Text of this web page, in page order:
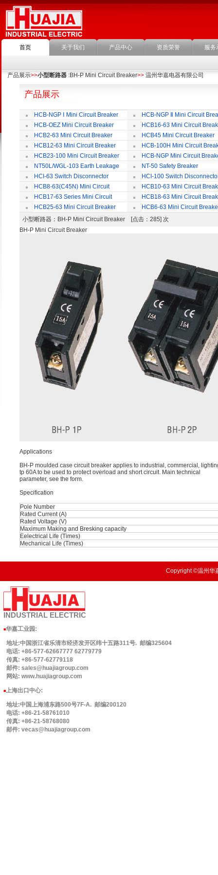
首页 关于我们 产品中心 资质荣誉 服务
产品展示>>小型断路器 :BH-P Mini Circuit Breaker>> 温州华嘉电器有限公司
产品展示
HCB-NGP Ⅰ Mini Circuit Breaker
HCB-NGP Ⅱ Mini Circuit
HCB-OEZ Mini Circuit Breaker
HCB16-63 Mini Circuit
HCB2-63 Mini Circuit Breaker
HCB45 Mini Circuit Breaker
HCB12-63 Mini Circuit Breaker
HCB-100H Mini Circuit
HCB23-100 Mini Circuit Breaker
HCB-NGP Mini Circuit
NT50L/WGL-103 Earth Leakage
Circuit Breaker
NT-50 Safety Breaker
HCI-63 Switch Disconnector
HCI-100 Switch
HCB8-63(C45N) Mini Circuit
Breaker
HCB10-63 Mini Circuit
HCB17-63 Series Mini Circuit
Breaker
HCB18-63 Mini Circuit
HCB25-63 Mini Circuit Breaker
HCB6-63 Mini Circuit
小型断路器 ：BH-P Mini Circuit Breaker [点击：285] 次
BH-P Mini Circuit Breaker
Applications
BH-P moulded case circuit breaker applies to industrial, commercial,
tp 60A to be used to protect overload and short circuit. Main technical
parameter, see the form.
Speciﬁcation
Pole Number
Rated Current (A)
Rated Voltage (V)
Maximum Making and Bresking capacity
Eelectrical Life (Times)
Mechanical Life (Times)
Copyright ©温州华
INDUSTRIAL ELECTRIC
■华嘉工业园 :
地址:中国浙江省乐清市经济发开区纬十五路311号. 邮编325604
电话: +86-577-62667777 62779779
传真: +86-577-62779118
邮件: sales@huajiagroup.com
网站: www.huajiagroup.com
■上海出口中心:
地址:中国上海浦东路500号7F-A. 邮编200120
电话: +86-21-58761010
传真: +86-21-58768080
邮件: vecas@huajiagroup.com